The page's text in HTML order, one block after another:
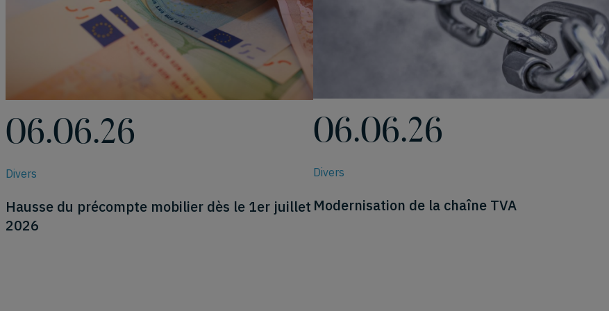
06.06.26
Divers
Hausse du précompte mobilier dès le 1er juillet
2026
06.06.26
Divers
Modernisation de la chaîne TVA